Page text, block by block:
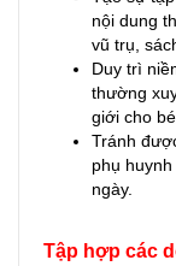
nội dung
vũ trụ,
Duy trì
thường
giới cho
Tránh
phụ
ngày.
Tập hợp các